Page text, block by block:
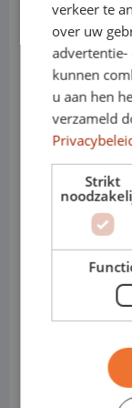
•
• Motoren
• Motoren
•
(volledig
voorraad)
•
•
• Cabines:
verkeer te
over uw
advertentie-
kunnen
u aan hen
verzameld
Strikt